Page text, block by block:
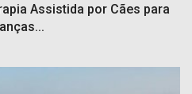
Assistida por Cães para